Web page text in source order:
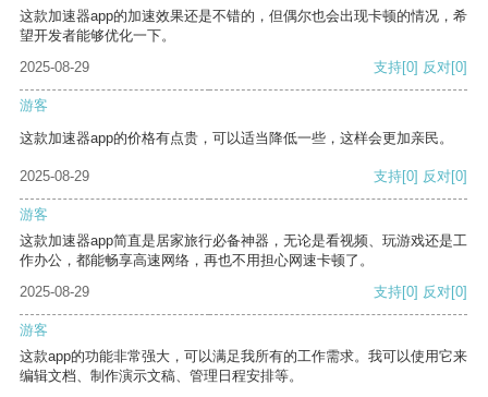
这款加速器app的加速效果还是不错的，但偶尔也会出现卡顿的情况，希
望开发者能够优化一下。
2025-08-29
支持[0] 反对[0]
游客
这款加速器app的价格有点贵，可以适当降低一些，这样会更加亲民。
2025-08-29 支持[0] 反对[0]
游客
这款加速器app简直是居家旅行必备神器，无论是看视频、玩游戏还是工
作办公，都能畅享高速网络，再也不用担心网速卡顿了。
2025-08-29
支持[0] 反对[0]
游客
这款app的功能非常强大，可以满足我所有的工作需求。我可以使用它来
编辑文档、制作演示文稿、管理日程安排等。